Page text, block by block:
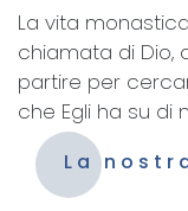
La vita
chiamata di Dio,
partire per
che Egli ha su di
La